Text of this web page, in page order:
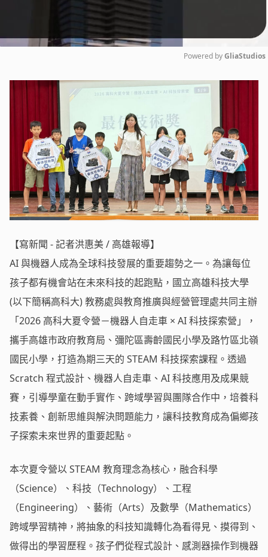
Mute
Powered by GliaStudios
【寫新聞 - 記者洪惠美 / 高雄報導】
AI 與機器人成為全球科技發展的重要趨勢之一。為讓每位
孩子都有機會站在未來科技的起跑點，國立高雄科技大學
(以下簡稱高科大) 教務處與教育推廣與經營管理處共同主辦
「2026 高科大夏令營－機器人自走車 × AI 科技探索營」，
攜手高雄市政府教育局、彌陀區壽齡國民小學及路竹區北嶺
國民小學，打造為期三天的 STEAM 科技探索課程。透過
Scratch 程式設計、機器人自走車、AI 科技應用及成果競
賽，引導學童在動手實作、跨域學習與團隊合作中，培養科
技素養、創新思維與解決問題能力，讓科技教育成為偏鄉孩
子探索未來世界的重要起點。
本次夏令營以 STEAM 教育理念為核心，融合科學
（Science）、科技（Technology）、工程
（Engineering）、藝術（Arts）及數學（Mathematics）
跨域學習精神，將抽象的科技知識轉化為看得見、摸得到、
做得出的學習歷程。孩子們從程式設計、感測器操作到機器